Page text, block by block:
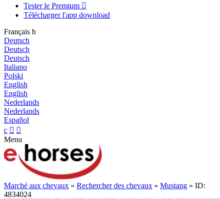
Tester le Premium 
Télécharger l'app download
Français b
Deutsch
Deutsch
Deutsch
Italiano
Polski
English
English
Nederlands
Nederlands
Español
c  
Menu
Marché aux chevaux » Rechercher des chevaux » Mustang » ID:
4834024